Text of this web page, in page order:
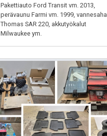
Pakettiauto Ford Transit vm. 2013,
perävaunu Farmi vm. 1999, vannesaha
Thomas SAR 220, akkutyökalut
Milwaukee ym.